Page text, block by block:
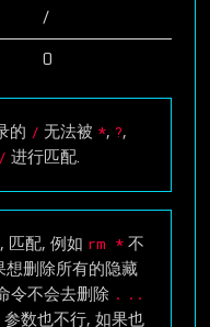
/
0
的 / 无法被 *, ?,
/ 进行匹配.
, 匹配, 例如 rm * 不
想删除所有的隐藏
令不会去删除 . ..
参数也不行, 如果也